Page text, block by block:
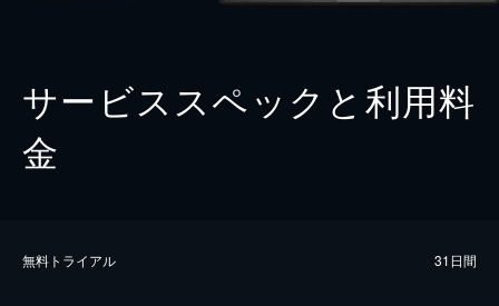
サービススペックと利用料
金
無料トライアル 31日間